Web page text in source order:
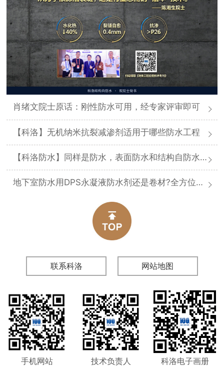
肖绪文院士原话：刚性防水可用，经专家评审即可
【科洛】无机纳米抗裂减渗剂适用于哪些防水工程
【科洛防水】同样是防水，表面防水和结构自防水差在哪
地下室防水用DPS永凝液防水剂还是卷材?全方位对比分析
联系科洛 网站地图
手机网站 技术负责人 科洛电子画册